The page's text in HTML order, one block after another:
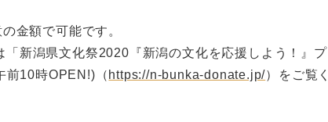
金額で可能です。
「新潟県文化祭2020『新潟の文化を応援しよう！』プ
前10時OPEN!)（ https://n-bunka-donate.jp/）をご覧く